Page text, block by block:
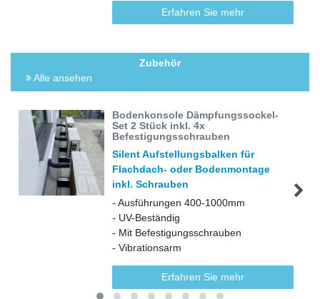
Erfahren Sie mehr
Zubehör
Alle ansehen
Bodenkonsole Dämpfungssockel-
Set 2 Stück inkl. 4x
Befestigungsschrauben
Silent Aufstellungsbalken für
Flachdach- oder Bodenmontage
inkl. Schrauben
- Ausführungen 400-1000mm
- UV-Beständig
- Mit Befestigungsschrauben
- Vibrationsarm
Erfahren Sie mehr